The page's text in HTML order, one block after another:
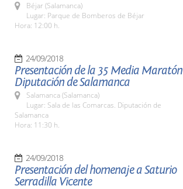
Béjar (Salamanca)
Lugar: Parque de Bomberos de Béjar
Hora: 12:00 h.
24/09/2018
Presentación de la 35 Media Maratón
Diputación de Salamanca
Salamanca (Salamanca)
Lugar: Sala de las Comarcas. Diputación de
Salamanca
Hora: 11:30 h.
24/09/2018
Presentación del homenaje a Saturio
Serradilla Vicente